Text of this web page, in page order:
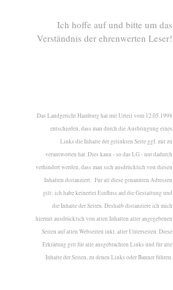
Ich hoffe auf und bitte um das
Verständnis der ehrenwerten Leser!
Das Landgericht Hamburg hat mit Urteil vom 12.05.1998
entschieden, dass man durch die Ausbringung eines
Links die Inhalte der gelinkten Seite ggf. mit zu
verantworten hat. Dies kann - so das LG - nur dadurch
verhindert werden, dass man sich ausdrücklich von diesen
Inhalten distanziert. Für all diese genannten Adressen
gilt: ich habe keinerlei Einfluss auf die Gestaltung und
die Inhalte der Seiten. Deshalb distanziere ich mich
hiermit ausdrücklich von allen Inhalten aller angegebenen
Seiten auf allen Webseiten inkl. aller Unterseiten. Diese
Erklärung gilt für alle ausgebrachten Links und für alle
Inhalte der Seiten, zu denen Links oder Banner führen.